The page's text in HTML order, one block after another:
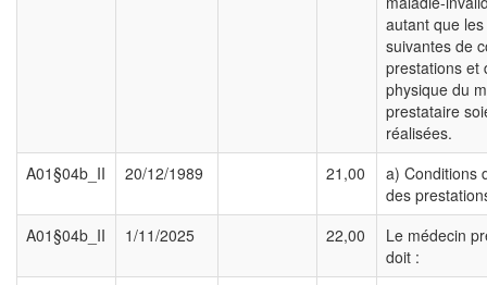
autant que
suivantes de
prestations et
physique du
prestataire
réalisées.
A01§04b_II
20/12/1989 21,00
a) Conditions
des
A01§04b_II
1/11/2025 22,00
Le médecin
doit :